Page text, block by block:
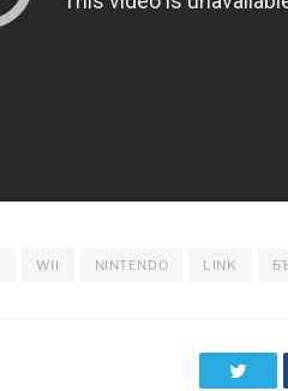
WII NINTENDO LINK